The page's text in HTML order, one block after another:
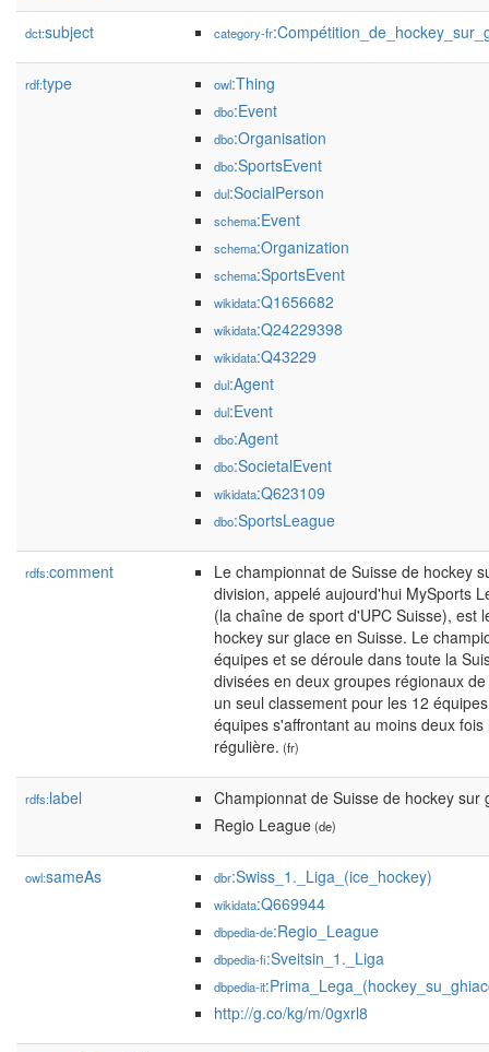
dct:subject category-fr
rdf:type owl:Thing
dbo:Event
dbo:Organisation
dbo:SportsEvent
dul:SocialPerson
schema:Event
schema:Organization
schema:SportsEvent
wikidata:Q1656682
wikidata:Q24229398
wikidata:Q43229
dul:Agent
dul:Event
dbo:Agent
dbo:SocietalEvent
wikidata:Q623109
dbo:SportsLeague
rdfs:comment
Le championnat de Suisse de hockey
division, appelé aujourd'hui MySports
(la chaîne de sport d'UPC Suisse), est
hockey sur glace en Suisse. Le
équipes et se déroule dans toute la
divisées en deux groupes régionaux
un seul classement pour les 12
équipes s'affrontant au moins deux
régulière. (fr)
rdfs:label
Championnat de Suisse de hockey sur
Regio League(de)
owl:sameAs dbr:Swiss_1._Liga_(ice_hockey)
wikidata:Q669944
dbpedia-de:Regio_League
dbpedia-fi:Sveitsin_1._Liga
dbpedia-it
http://g.co/kg/m/0gxrl8